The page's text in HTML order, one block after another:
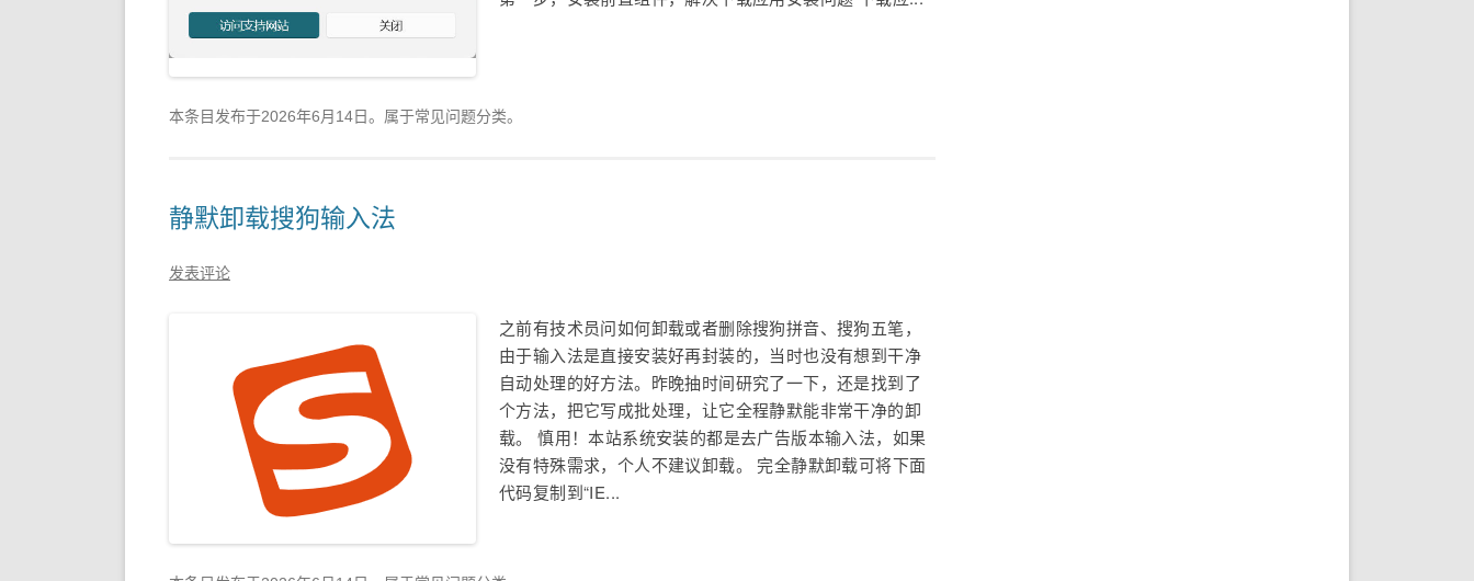
本条目发布于2026年6月14日。属于常见问题分类。
静默卸载搜狗输入法
发表评论
之前有技术员问如何卸载或者删除搜狗拼音、搜狗五笔，
由于输入法是直接安装好再封装的，当时也没有想到干净
自动处理的好方法。昨晚抽时间研究了一下，还是找到了
个方法，把它写成批处理，让它全程静默能非常干净的卸
载。 慎用！本站系统安装的都是去广告版本输入法，如果
没有特殊需求，个人不建议卸载。 完全静默卸载可将下面
代码复制到“IE...